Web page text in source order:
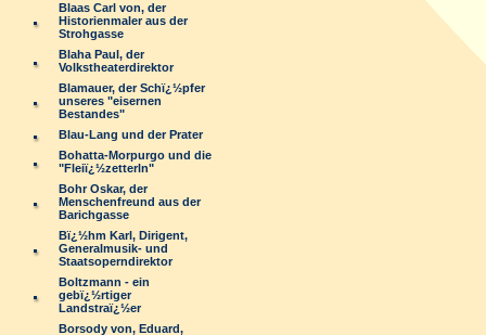
Blaas Carl von, der
Historienmaler aus der
Strohgasse
Blaha Paul, der
Volkstheaterdirektor
Blamauer, der Schï¿½pfer
unseres "eisernen
Bestandes"
Blau-Lang und der Prater
Bohatta-Morpurgo und die
"Fleiï¿½zetterln"
Bohr Oskar, der
Menschenfreund aus der
Barichgasse
Bï¿½hm Karl, Dirigent,
Generalmusik- und
Staatsoperndirektor
Boltzmann - ein
gebï¿½rtiger
Landstraï¿½er
Borsody von, Eduard,